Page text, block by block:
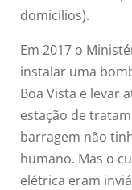
domicílios).
Em 2017 o
instalar uma
Boa Vista e levar
estação de
barragem não
humano. Mas o
elétrica eram